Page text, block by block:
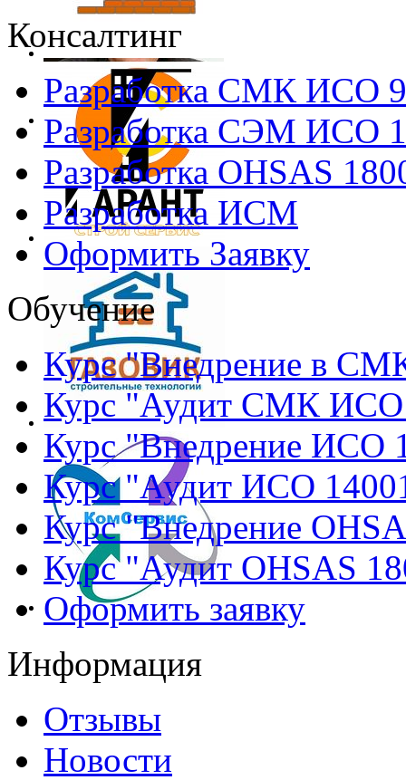
Консалтинг
Разработка СМК ИСО
Разработка СЭМ ИСО
Разработка OHSAS
Разработка ИСМ
Оформить Заявку
Обучение
Курс "Внедрение в
Курс "Аудит СМК ИСО
Курс "Внедрение ИСО
Курс "Аудит ИСО
Курс "Внедрение
Курс "Аудит OHSAS
Оформить заявку
Информация
Отзывы
Новости